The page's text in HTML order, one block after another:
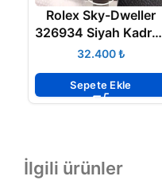
Rolex Sky-Dweller
326934 Siyah Kadran
42mm Super Clone
₺
Sepete Ekle
İlgili ürünler